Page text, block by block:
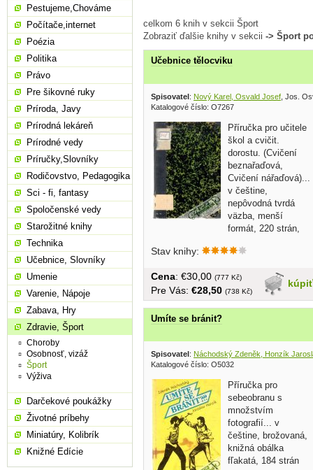
celkom 6 knih v sekcii Šport
Zobraziť ďalšie knihy v sekcii -> Šport
Učebnice tělocviku
Spisovatel: Nový Karel, Osvald Josef , Jos.
Katalogové číslo: O7267
Příručka pro učitele
škol a cvičit.
dorostu. (Cvičení
beznařaďová,
Cvičení nářaďová)...
v češtine,
nepôvodná tvrdá
väzba, menší
formát, 220 strán,
Stav knihy:
kúpiť
Cena: €30,00 (777 Kč)
Pre Vás: €28,50 (738 Kč)
Umíte se bránit?
Spisovatel : Náchodský Zdeněk, Honzík
Katalogové číslo: O5032
Příručka pro
sebeobranu s
množstvím
fotografií... v
češtine, brožovaná,
knižná obálka
fľakatá, 184 strán
Pestujeme,Chováme
Počítače,internet
Poézia
Politika
Právo
Pre šikovné ruky
Príroda, Javy
Prírodná lekáreň
Prírodné vedy
Príručky,Slovníky
Rodičovstvo, Pedagogika
Sci - fi, fantasy
Spoločenské vedy
Starožitné knihy
Technika
Učebnice, Slovníky
Umenie
Varenie, Nápoje
Zabava, Hry
Zdravie, Šport
Choroby
Osobnosť, vizáž
Šport
Výživa
Darčekové poukážky
Životné príbehy
Miniatúry, Kolibrík
Knižné Edície